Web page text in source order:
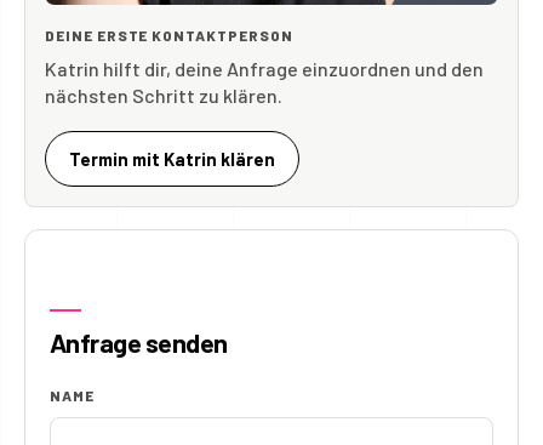
DEINE ERSTE KONTAKTPERSON
Katrin hilft dir, deine Anfrage einzuordnen und den
nächsten Schritt zu klären.
Termin mit Katrin klären
Anfrage senden
NAME